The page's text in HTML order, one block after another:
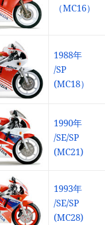
（MC16）
1988年
/SP
(MC18）
1990年
/SE/SP
(MC21)
1993年
/SE/SP
(MC28)